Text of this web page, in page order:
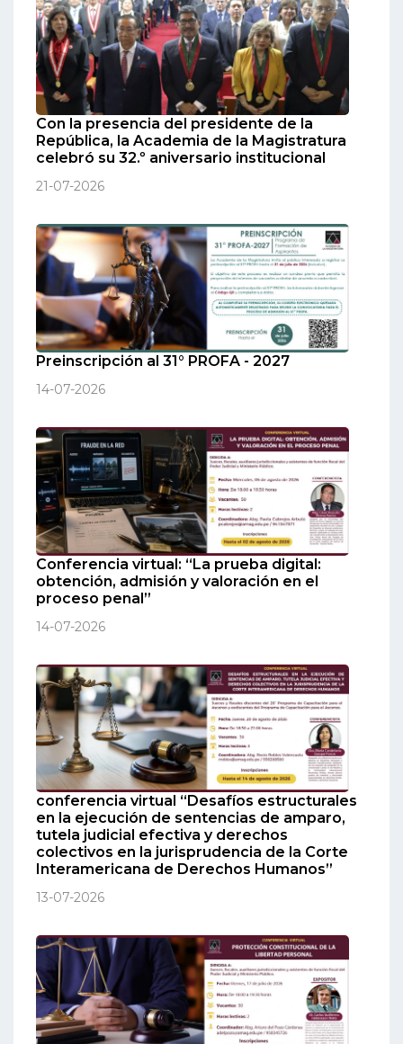
Con la presencia del presidente de la
República, la Academia de la Magistratura
celebró su 32.º aniversario institucional
21-07-2026
Preinscripción al 31° PROFA - 2027
14-07-2026
Conferencia virtual: “La prueba digital:
obtención, admisión y valoración en el
proceso penal”
14-07-2026
conferencia virtual “Desafíos estructurales
en la ejecución de sentencias de amparo,
tutela judicial efectiva y derechos
colectivos en la jurisprudencia de la Corte
Interamericana de Derechos Humanos”
13-07-2026